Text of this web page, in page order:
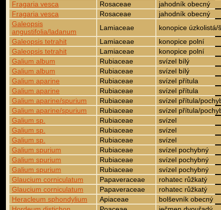
Fragaria vesca
Rosaceae
jahodník obecný
Fragaria vesca
Rosaceae
jahodník obecný
Galeopsis
angustifolia/ladanum
Lamiaceae
konopice úzkolistá/
Galeopsis tetrahit
Lamiaceae
konopice polní
Galeopsis tetrahit
Lamiaceae
konopice polní
Galium album
Rubiaceae
svízel bílý
Galium album
Rubiaceae
svízel bílý
Galium aparine
Rubiaceae
svízel přítula
Galium aparine
Rubiaceae
svízel přítula
Galium aparine/spurium
Rubiaceae
svízel přítula/
Galium aparine/spurium
Rubiaceae
svízel přítula/
Galium sp.
Rubiaceae
svízel
Galium sp.
Rubiaceae
svízel
Galium sp.
Rubiaceae
svízel
Galium spurium
Rubiaceae
svízel pochybný
Galium spurium
Rubiaceae
svízel pochybný
Galium spurium
Rubiaceae
svízel pochybný
Glaucium corniculatum
Papaveraceae
rohatec růžkatý
Glaucium corniculatum
Papaveraceae
rohatec růžkatý
Heracleum sphondylium
Apiaceae
bolševník obecný